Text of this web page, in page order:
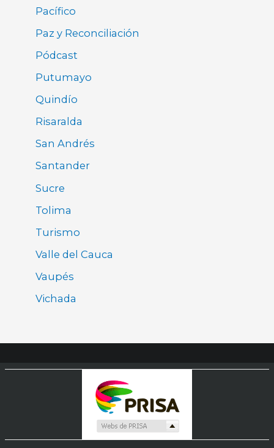
Pacífico
Paz y Reconciliación
Pódcast
Putumayo
Quindío
Risaralda
San Andrés
Santander
Sucre
Tolima
Turismo
Valle del Cauca
Vaupés
Vichada